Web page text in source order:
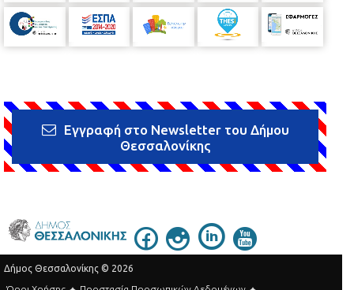
Εγγραφή στο Newsletter του Δήμου
Θεσσαλονίκης
Δήμος Θεσσαλονίκης © 2026